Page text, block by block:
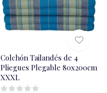
Colchón Tailandés de 4
Pliegues Plegable 80x200cm
XXXL